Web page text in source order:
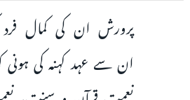
پرورش ان کی کمال فرد
ان سے عہد کہنہ کی ہونی